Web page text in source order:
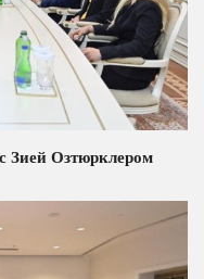
Зией Озтюрклером